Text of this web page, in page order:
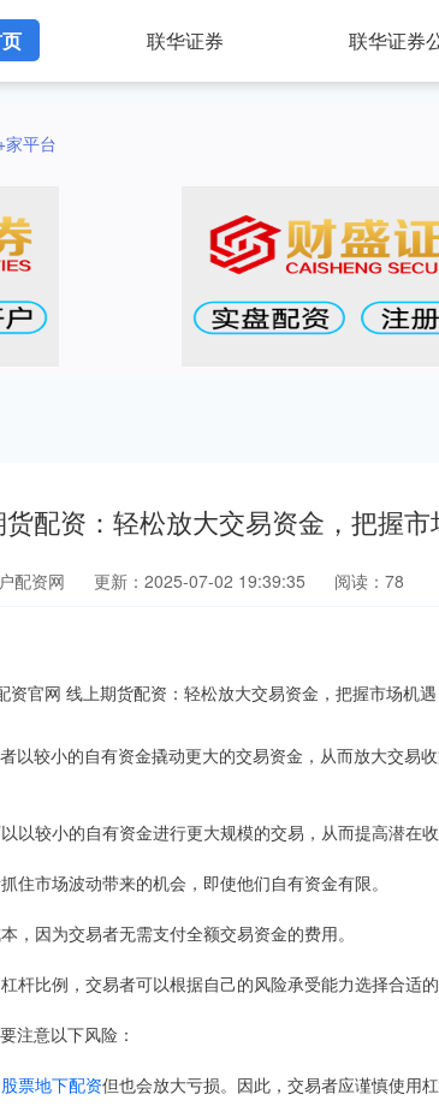
联华证券 联华证券
家平台
配资：轻松放大交易资金，把握市
配资网 更新：2025-07-02 19:39:35 阅读：78
以较小的自有资金撬动更大的交易资金，从而放大交易
以较小的自有资金进行更大规模的交易，从而提高潜在收
住市场波动带来的机会，即使他们自有资金有限。
，因为交易者无需支付全额交易资金的费用。
杆比例，交易者可以根据自己的风险承受能力选择合适的
注意以下风险：
股票地下配资但也会放大亏损。因此，交易者应谨慎使用杠